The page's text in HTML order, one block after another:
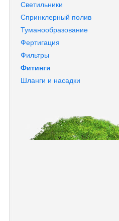
Светильники
Спринклерный полив
Туманообразование
Фертигация
Фильтры
Фитинги
Шланги и насадки